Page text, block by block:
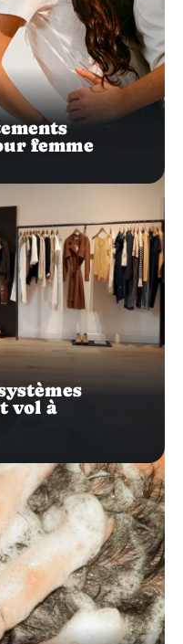
femme
vol à